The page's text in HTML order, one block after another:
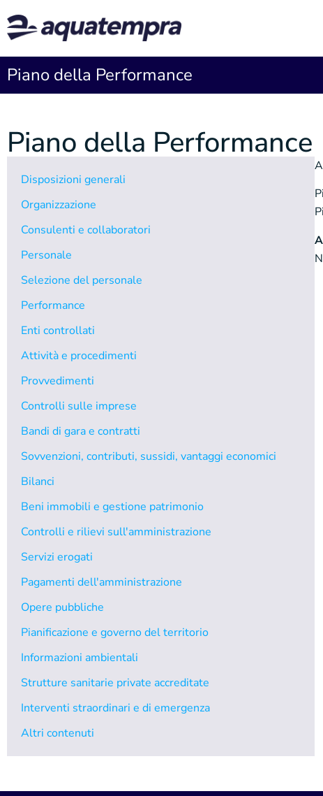
Piano della Performance
Piano della Performance
Disposizioni generali
Organizzazione
Consulenti e collaboratori
Personale
Selezione del personale
Performance
Enti controllati
Attività e procedimenti
Provvedimenti
Controlli sulle imprese
Bandi di gara e contratti
Sovvenzioni, contributi, sussidi, vantaggi economici
Bilanci
Beni immobili e gestione patrimonio
Controlli e rilievi sull'amministrazione
Servizi erogati
Pagamenti dell'amministrazione
Opere pubbliche
Pianificazione e governo del territorio
Informazioni ambientali
Strutture sanitarie private accreditate
Interventi straordinari e di emergenza
Altri contenuti